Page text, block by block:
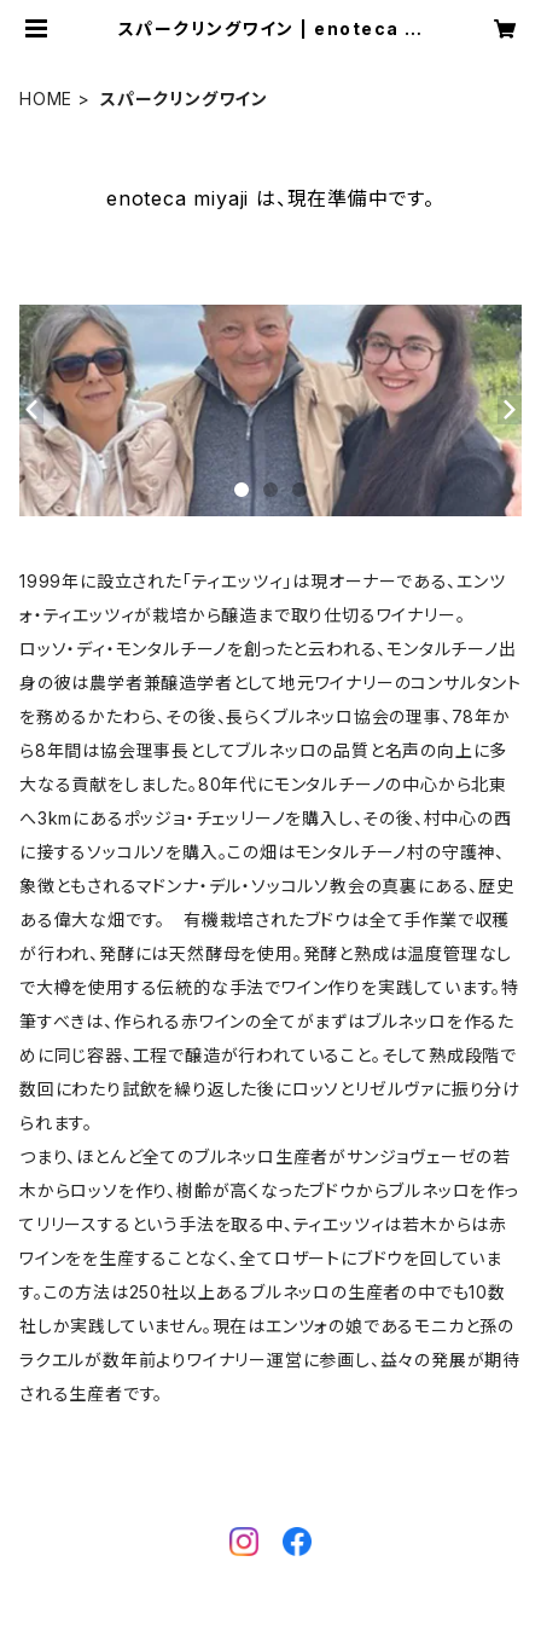
スパークリングワイン | enoteca m
HOME スパークリングワイン
enoteca miyaji は、現在準備中です。
1999年に設立された「ティエッツィ」は現オーナーである、エンツ
ォ・ティエッツィが栽培から醸造まで取り仕切るワイナリー。
ロッソ・ディ・モンタルチーノを創ったと云われる、モンタルチーノ出
身の彼は農学者兼醸造学者として地元ワイナリーのコンサルタント
を務めるかたわら、その後、長らくブルネッロ協会の理事、78年か
ら8年間は協会理事長としてブルネッロの品質と名声の向上に多
大なる貢献をしました。80年代にモンタルチーノの中心から北東
へ3kmにあるポッジョ・チェッリーノを購入し、その後、村中心の西
に接するソッコルソを購入。この畑はモンタルチーノ村の守護神、
象徴ともされるマドンナ・デル・ソッコルソ教会の真裏にある、歴史
ある偉大な畑です。 有機栽培されたブドウは全て手作業で収穫
が行われ、発酵には天然酵母を使用。発酵と熟成は温度管理なし
で大樽を使用する伝統的な手法でワイン作りを実践しています。特
筆すべきは、作られる赤ワインの全てがまずはブルネッロを作るた
めに同じ容器、工程で醸造が行われていること。そして熟成段階で
数回にわたり試飲を繰り返した後にロッソとリゼルヴァに振り分け
られます。
つまり、ほとんど全てのブルネッロ生産者がサンジョヴェーゼの若
木からロッソを作り、樹齢が高くなったブドウからブルネッロを作っ
てリリースするという手法を取る中、ティエッツィは若木からは赤
ワインをを生産することなく、全てロザートにブドウを回していま
す。この方法は250社以上あるブルネッロの生産者の中でも10数
社しか実践していません。現在はエンツォの娘であるモニカと孫の
ラクエルが数年前よりワイナリー運営に参画し、益々の発展が期待
される生産者です。